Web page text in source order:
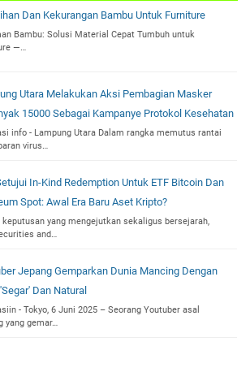
Dan Kekurangan Bambu Untuk Furniture
Bambu: Solusi Material Cepat Tumbuh untuk
—…
Utara Melakukan Aksi Pembagian Masker
15000 Sebagai Kampanye Protokol Kesehatan
info - Lampung Utara Dalam rangka memutus rantai
virus…
In-Kind Redemption Untuk ETF Bitcoin Dan
Spot: Awal Era Baru Aset Kripto?
keputusan yang mengejutkan sekaligus bersejarah,
and…
Jepang Gemparkan Dunia Mancing Dengan
Dan Natural
- Tokyo, 6 Juni 2025 – Seorang Youtuber asal
yang gemar…